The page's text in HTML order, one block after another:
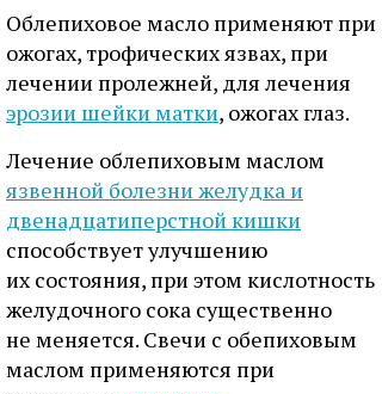
Облепиховое масло применяют при
ожогах, трофических язвах, при
лечении пролежней, для лечения
эрозии шейки матки, ожогах глаз.
Лечение облепиховым маслом
язвенной болезни желудка и
двенадцатиперстной кишки
способствует улучшению
их состояния, при этом кислотность
желудочного сока существенно
не меняется. Свечи с обепиховым
маслом применяются при